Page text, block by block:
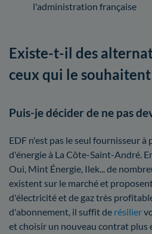
l'administration française
Existe-t-il des
ceux qui le souhaitent
Puis-je décider de ne pas
EDF n'est pas le seul fournisseur à
d'énergie à La Côte-Saint-André.
Oui, Mint Énergie, Ilek... de
existent sur le marché et
d'électricité et de gaz très
d'abonnement, il suffit de résilier
et choisir un nouveau contrat plus